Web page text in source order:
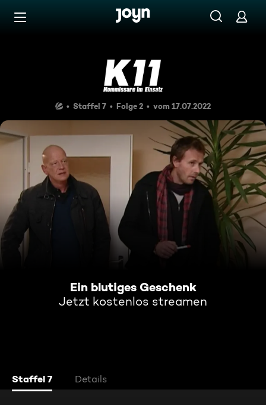
Zum Inhalt springen
Ein blutiges Geschenk
Staffel 7 Folge 2 vom 17.07.2022
Ein blutiges Geschenk
Jetzt kostenlos streamen
Staffel 7 Details